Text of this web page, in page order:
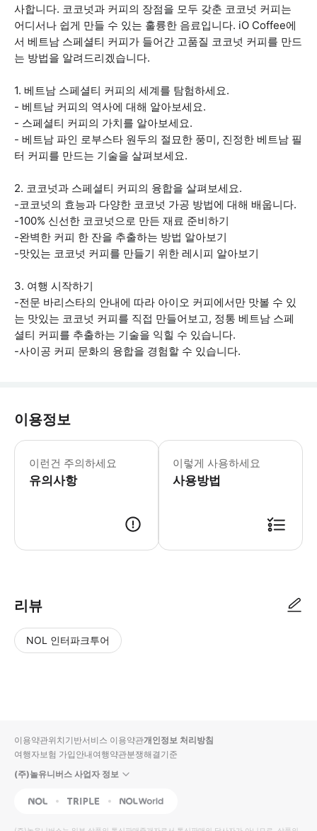
사합니다. 코코넛과 커피의 장점을 모두 갖춘 코코넛 커피는
어디서나 쉽게 만들 수 있는 훌륭한 음료입니다. iO Coffee에
서 베트남 스페셜티 커피가 들어간 고품질 코코넛 커피를 만드
는 방법을 알려드리겠습니다.
1. 베트남 스페셜티 커피의 세계를 탐험하세요.
- 베트남 커피의 역사에 대해 알아보세요.
- 스페셜티 커피의 가치를 알아보세요.
- 베트남 파인 로부스타 원두의 절묘한 풍미, 진정한 베트남 필
터 커피를 만드는 기술을 살펴보세요.
2. 코코넛과 스페셜티 커피의 융합을 살펴보세요.
-코코넛의 효능과 다양한 코코넛 가공 방법에 대해 배웁니다.
-100% 신선한 코코넛으로 만든 재료 준비하기
-완벽한 커피 한 잔을 추출하는 방법 알아보기
-맛있는 코코넛 커피를 만들기 위한 레시피 알아보기
3. 여행 시작하기
-전문 바리스타의 안내에 따라 아이오 커피에서만 맛볼 수 있
는 맛있는 코코넛 커피를 직접 만들어보고, 정통 베트남 스페
셜티 커피를 추출하는 기술을 익힐 수 있습니다.
-사이공 커피 문화의 융합을 경험할 수 있습니다.
이용정보
이런건 주의하세요
유의사항
* 소요시간 : 120분 (옵션에 따라 소요
이렇게 사용하세요
사용방법
리뷰
NOL 인터파크투어
입니
다.
높
동
순
상
이용약관위치기반서비스 이용약관개인정보 처리방침
여행자보험 가입안내여행약관분쟁해결기준
(주)놀유니버스 사업자 정보
NOL Triple Interpark Global